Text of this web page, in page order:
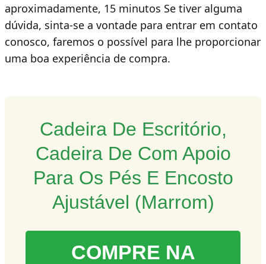
aproximadamente, 15 minutos Se tiver alguma
dúvida, sinta-se a vontade para entrar em contato
conosco, faremos o possível para lhe proporcionar
uma boa experiência de compra.
Cadeira De Escritório,
Cadeira De Com Apoio
Para Os Pés E Encosto
Ajustável (Marrom)
COMPRE NA